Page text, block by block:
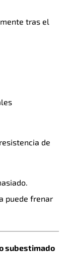
tras el
de
puede frenar
subestimado